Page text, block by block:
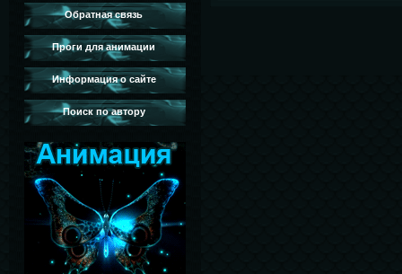
Обратная связь
Проги для анимации
Информация о сайте
Поиск по автору